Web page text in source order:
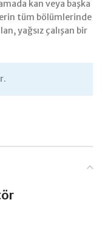
kan veya başka
tüm bölümlerinde
yağsız çalışan bir